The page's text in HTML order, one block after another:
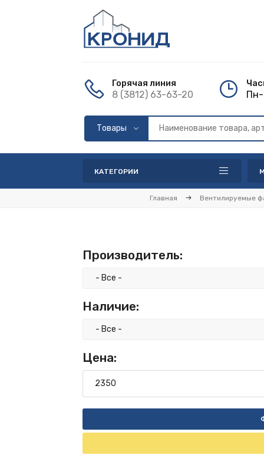
Горячая линия
8 (3812) 63-63-20 Пн-
КАТЕГОРИИ
Главная Вентилируемые
Производитель:
Наличие:
Цена: